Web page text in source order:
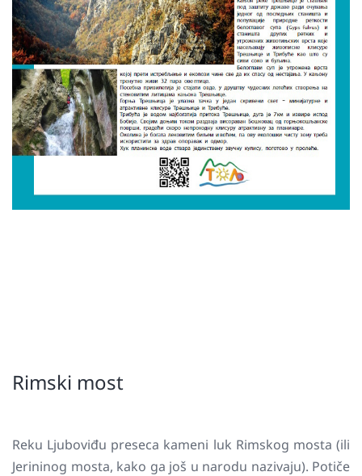
Rimski most
Reku Ljuboviđu preseca kameni luk Rimskog mosta (ili
Jerininog mosta, kako ga još u narodu nazivaju). Potiče